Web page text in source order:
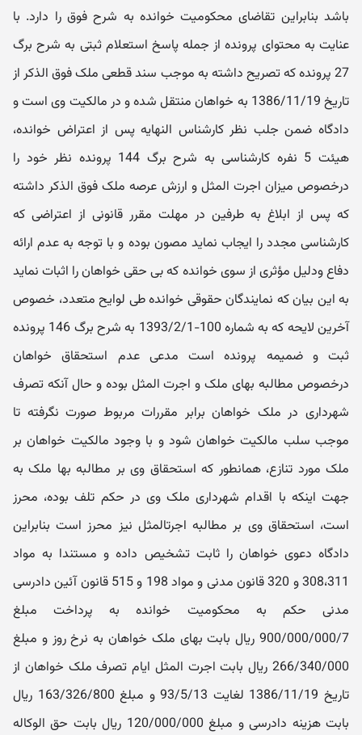
باشد بنابراین تقاضای محکومیت خوانده به شرح فوق را دارد. با
عنایت به محتوای پرونده از جمله پاسخ استعلام ثبتی به شرح برگ
27 پرونده که تصریح داشته به موجب سند قطعی ملک فوق ‬الذکر از
تاریخ 1386/11/19 به خواهان منتقل شده و در مالکیت وی است و
دادگاه ضمن جلب نظر کارشناس النهایه پس از اعتراض خوانده،
هیئت 5 نفره کارشناسی به شرح برگ 144 پرونده نظر خود را
درخصوص میزان اجرت‬ المثل و ارزش عرصه ملک فوق ‬الذکر داشته
که پس از ابلاغ به طرفین در مهلت مقرر قانونی از اعتراضی که
کارشناسی مجدد را ایجاب نماید مصون بوده و با توجه به عدم ارائه
دفاع ودلیل مؤثری از سوی خوانده که بی‬ حقی خواهان را اثبات نماید
به این بیان که نمایندگان حقوقی خوانده طی لوایح متعدد، خصوص
آخرین لایحه که به شماره 100-1393/2/1 به شرح برگ 146 پرونده
ثبت و ضمیمه پرونده است مدعی عدم استحقاق خواهان
درخصوص مطالبه بهای ملک و اجرت‬ المثل بوده و حال آنکه تصرف
شهرداری در ملک خواهان برابر مقررات مربوط صورت نگرفته تا
موجب سلب مالکیت خواهان شود و با وجود مالکیت خواهان بر
ملک مورد تنازع، همانطور که استحقاق وی بر مطالبه بها ملک به
جهت اینکه با اقدام شهرداری ملک وی در حکم تلف بوده، محرز
است، استحقاق وی بر مطالبه اجرت‬المثل نیز محرز است بنابراین
دادگاه دعوی خواهان را ثابت تشخیص داده و مستندا به مواد
308،311 و 320 قانون مدنی و مواد 198 و 515 قانون آئین دادرسی
مدنی حکم به محکومیت خوانده به پرداخت مبلغ
900/000/000/7 ریال بابت بهای ملک خواهان به نرخ روز و مبلغ
266/340/000 ریال بابت اجرت ‬المثل ایام تصرف ملک خواهان از
تاریخ 1386/11/19 لغایت 93/5/13 و مبلغ 163/326/800 ریال
بابت هزینه دادرسی و مبلغ 120/000/000 ریال بابت حق‬ الوکاله